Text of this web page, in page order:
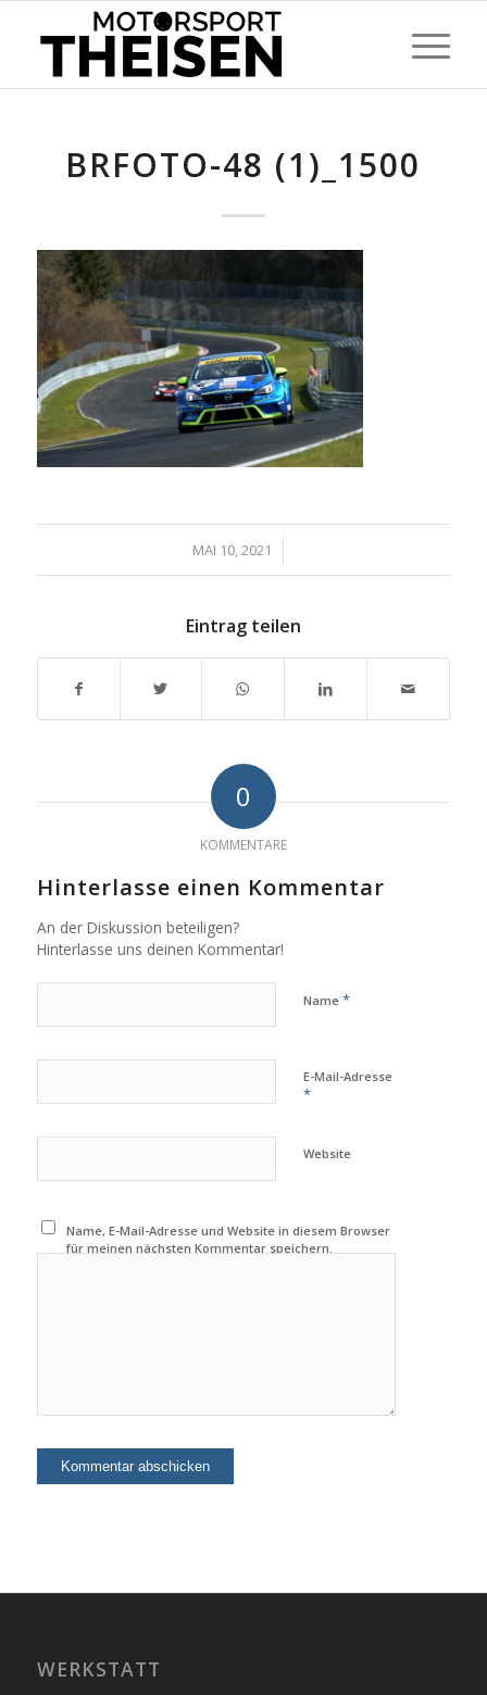
BRFOTO-48 (1)_1500
MAI 10, 2021
/
Eintrag teilen
0
KOMMENTARE
Hinterlasse einen Kommentar
An der Diskussion beteiligen?
Hinterlasse uns deinen Kommentar!
Name *
E-Mail-Adresse
*
Website
Name, E-Mail-Adresse und Website in diesem Browser
für meinen nächsten Kommentar speichern.
WERKSTATT